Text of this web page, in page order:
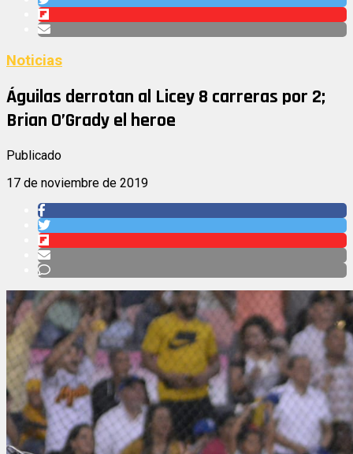
Noticias
Águilas derrotan al Licey 8 carreras por 2;
Brian O’Grady el heroe
Publicado
17 de noviembre de 2019